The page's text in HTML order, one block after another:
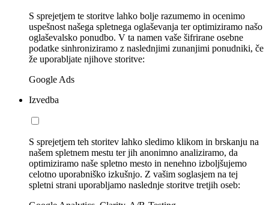
S sprejetjem te storitve lahko bolje razumemo in ocenimo
uspešnost našega spletnega oglaševanja ter optimiziramo našo
oglaševalsko ponudbo. V ta namen vaše šifrirane osebne
podatke sinhroniziramo z naslednjimi zunanjimi ponudniki, če
že uporabljate njihove storitve:
Google Ads
Izvedba
S sprejetjem teh storitev lahko sledimo klikom in brskanju na
našem spletnem mestu ter jih anonimno analiziramo, da
optimiziramo naše spletno mesto in nenehno izboljšujemo
celotno uporabniško izkušnjo. Z vašim soglasjem na tej
spletni strani uporabljamo naslednje storitve tretjih oseb: